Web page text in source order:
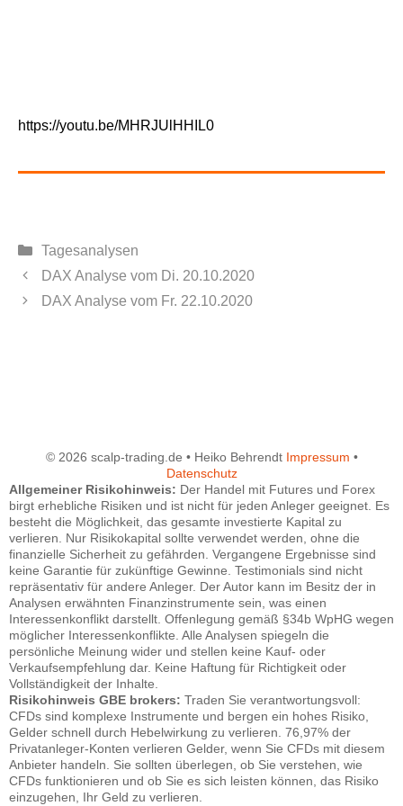
https://youtu.be/MHRJUlHHIL0
Kategorien
Tagesanalysen
DAX Analyse vom Di. 20.10.2020
DAX Analyse vom Fr. 22.10.2020
© 2026 scalp-trading.de • Heiko Behrendt Impressum •
Datenschutz
Allgemeiner Risikohinweis: Der Handel mit Futures und Forex
birgt erhebliche Risiken und ist nicht für jeden Anleger geeignet. Es
besteht die Möglichkeit, das gesamte investierte Kapital zu
verlieren. Nur Risikokapital sollte verwendet werden, ohne die
finanzielle Sicherheit zu gefährden. Vergangene Ergebnisse sind
keine Garantie für zukünftige Gewinne. Testimonials sind nicht
repräsentativ für andere Anleger. Der Autor kann im Besitz der in
Analysen erwähnten Finanzinstrumente sein, was einen
Interessenkonflikt darstellt. Offenlegung gemäß §34b WpHG wegen
möglicher Interessenkonflikte. Alle Analysen spiegeln die
persönliche Meinung wider und stellen keine Kauf- oder
Verkaufsempfehlung dar. Keine Haftung für Richtigkeit oder
Vollständigkeit der Inhalte.
Risikohinweis GBE brokers: Traden Sie verantwortungsvoll:
CFDs sind komplexe Instrumente und bergen ein hohes Risiko,
Gelder schnell durch Hebelwirkung zu verlieren. 76,97% der
Privatanleger-Konten verlieren Gelder, wenn Sie CFDs mit diesem
Anbieter handeln. Sie sollten überlegen, ob Sie verstehen, wie
CFDs funktionieren und ob Sie es sich leisten können, das Risiko
einzugehen, Ihr Geld zu verlieren.